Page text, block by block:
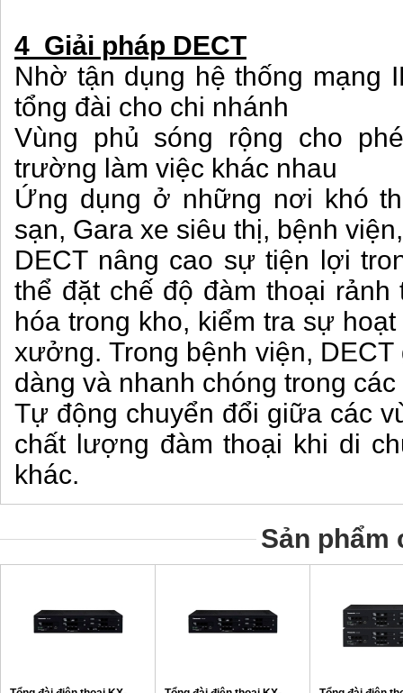
4 Giải pháp DECT
Nhờ tận dụng hệ thống mạng
tổng đài cho chi nhánh
Vùng phủ sóng rộng cho
trường làm việc khác nhau
Ứng dụng ở những nơi khó
sạn, Gara xe siêu thị, bệnh
DECT nâng cao sự tiện lợi
thể đặt chế độ đàm thoại
hóa trong kho, kiểm tra sự
xưởng. Trong bệnh viện,
dàng và nhanh chóng trong
Tự động chuyển đổi giữa các
chất lượng đàm thoại khi di
khác.
Sản phẩm